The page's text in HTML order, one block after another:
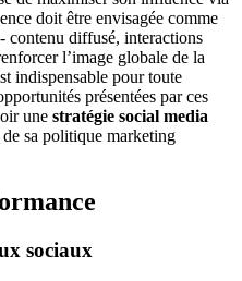
doit être envisagée comme
contenu diffusé, interactions
l’image globale de la
indispensable pour toute
présentées par ces
une stratégie social media
sa politique marketing
sociaux